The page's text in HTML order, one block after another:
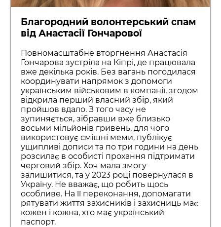
Благородний волонтерський спам
від Анастасії Гончарової
Повномасштабне вторгнення Анастасія
Гончарова зустріла на Кіпрі, де працювала
вже декілька років. Без вагань погодилася
координувати напрямок з допомоги
українським військовим в компанії, згодом
відкрила перший власний збір, який
пройшов вдало. З того часу не
зупиняється, зібравши вже близько
восьми мільйонів гривень, для чого
використовує смішні меми, публікує
ущипливі дописи та по три години на день
розсилає в особисті прохання підтримати
черговий збір. Хоч мала змогу
залишитися, та у 2023 році повернулася в
Україну. Не вважає, що робить щось
особливе. На її переконання, допомагати
рятувати життя захисників і захисниць має
кожен і кожна, хто має український
паспорт.